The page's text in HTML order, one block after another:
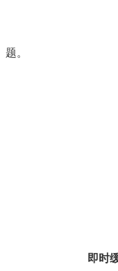
题。
即时